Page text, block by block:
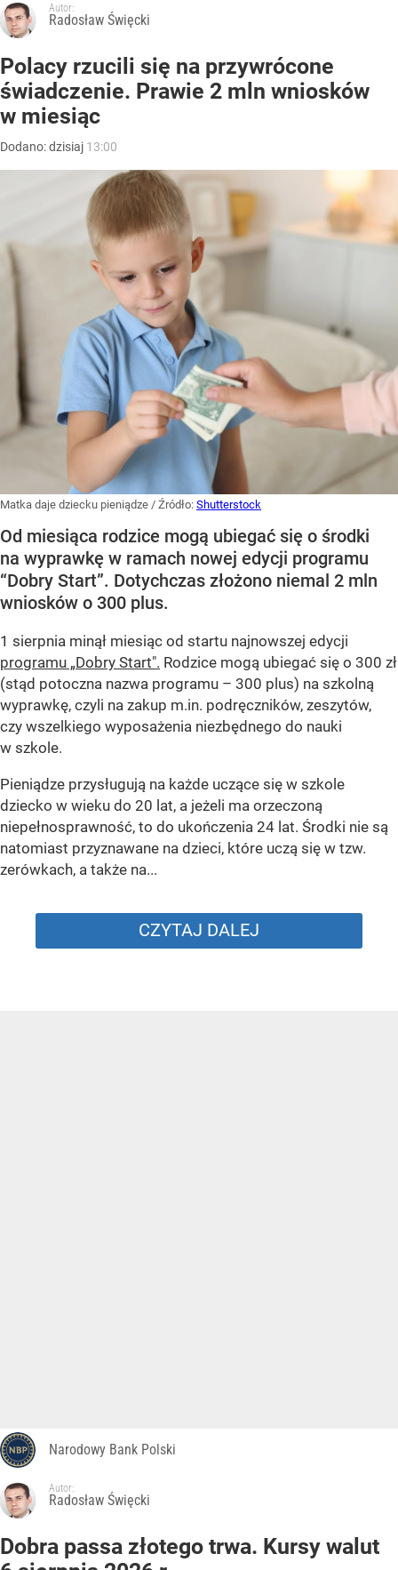
Autor:
Radosław Święcki
Polacy rzucili się na przywrócone
świadczenie. Prawie 2 mln wniosków
w miesiąc
Dodano:dzisiaj 13:00
Matka daje dziecku pieniądze / Źródło: Shutterstock
Od miesiąca rodzice mogą ubiegać się o środki
na wyprawkę w ramach nowej edycji programu
“Dobry Start”. Dotychczas złożono niemal 2 mln
wniosków o 300 plus.
1 sierpnia minął miesiąc od startu najnowszej edycji
programu „Dobry Start". Rodzice mogą ubiegać się o 300 zł
(stąd potoczna nazwa programu – 300 plus) na szkolną
wyprawkę, czyli na zakup m.in. podręczników, zeszytów,
czy wszelkiego wyposażenia niezbędnego do nauki
w szkole.
Pieniądze przysługują na każde uczące się w szkole
dziecko w wieku do 20 lat, a jeżeli ma orzeczoną
niepełnosprawność, to do ukończenia 24 lat. Środki nie są
natomiast przyznawane na dzieci, które uczą się w tzw.
zerówkach, a także na...
CZYTAJ DALEJ
Narodowy Bank Polski
Autor:
Radosław Święcki
Dobra passa złotego trwa. Kursy walut